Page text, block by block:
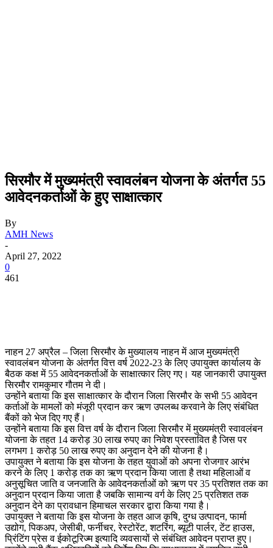
सिरमौर में मुख्यमंत्री स्वावलंबन योजना के अंतर्गत 55
आवेदनकर्ताओं के हुए साक्षात्कार
By
AMH News
-
April 27, 2022
0
461
नाहन 27 अप्रैल – जिला सिरमौर के मुख्यालय नाहन में आज मुख्यमंत्री
स्वावलंबन योजना के अंतर्गत वित्त वर्ष 2022-23 के लिए उपायुक्त कार्यालय के
बैठक कक्ष में 55 आवेदनकर्ताओं के साक्षात्कार लिए गए। यह जानकारी उपायुक्त
सिरमौर रामकुमार गौतम ने दी।
उन्होंने बताया कि इस साक्षात्कार के दौरान जिला सिरमौर के सभी 55 आवेदन
कर्ताओं के मामलों को मंजूरी प्रदान कर ऋण उपलब्ध करवाने के लिए संबंधित
बैंकों को भेज दिए गए हैं।
उन्होंने बताया कि इस वित्त वर्ष के दौरान जिला सिरमौर में मुख्यमंत्री स्वावलंबन
योजना के तहत 14 करोड़ 30 लाख रुपए का निवेश प्रस्तावित है जिस पर
लगभग 1 करोड़ 50 लाख रुपए का अनुदान देने की योजना है।
उपायुक्त ने बताया कि इस योजना के तहत युवाओं को अपना रोजगार आरंभ
करने के लिए 1 करोड़ तक का ऋण प्रदान किया जाता है तथा महिलाओं व
अनुसूचित जाति व जनजाति के आवेदनकर्ताओं को ऋण पर 35 प्रतिशत तक का
अनुदान प्रदान किया जाता है जबकि सामान्य वर्ग के लिए 25 प्रतिशत तक
अनुदान देने का प्रावधान हिमाचल सरकार द्वारा किया गया है।
उपायुक्त ने बताया कि इस योजना के तहत आज कृषि, दुग्ध उत्पादन, फार्मा
उद्योग, पिकअप, जेसीबी, फर्नीचर, रेस्टोरेंट, शटरिंग, ब्यूटी पार्लर, टेंट हाउस,
प्रिंटिंग प्रेस व ईकोटूरिज्म इत्यादि व्यवसायों से संबंधित आवेदन प्राप्त हुए।